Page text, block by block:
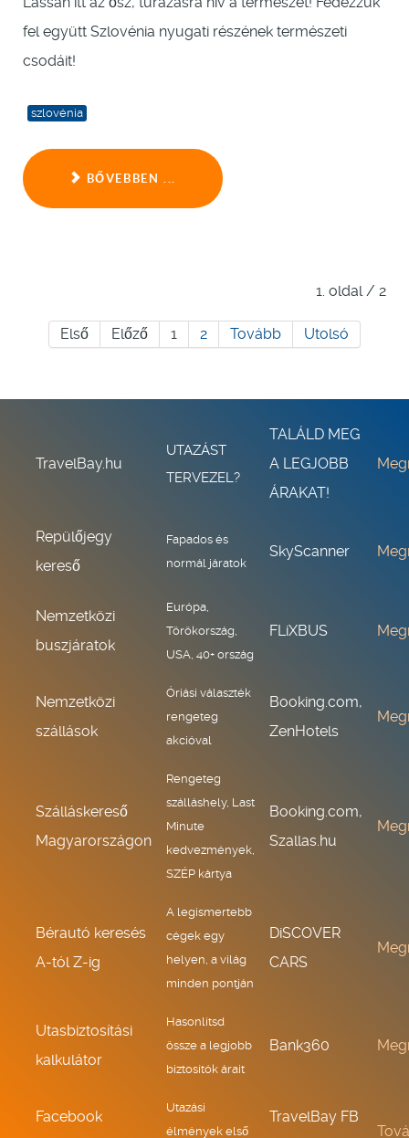
fel együtt Szlovénia nyugati részének természeti
csodáit!
szlovénia
BŐVEBBEN ...
1. oldal / 2
Első Előző 1 2 Tovább Utolsó
TravelBay.hu
UTAZÁST
TERVEZEL?
TALÁLD MEG
A LEGJOBB
ÁRAKAT!
Repülőjegy
kereső
Fapados és
normál járatok
SkyScanner
Nemzetközi
buszjáratok
Európa,
Törökország,
USA, 40+ ország
FLiXBUS
Nemzetközi
szállások
Óriási választék
rengeteg
akcióval
Booking.com,
ZenHotels
Szálláskereső
Magyarországon
Rengeteg
szálláshely, Last
Minute
kedvezmények,
SZÉP kártya
Booking.com,
Szallas.hu
Bérautó keresés
A-tól Z-ig
A legismertebb
cégek egy
helyen, a világ
minden pontján
DiSCOVER
CARS
Utasbiztosítási
kalkulátor
Hasonlítsd
össze a legjobb
biztosítók árait
Bank360
Facebook
Utazási
élmények első
TravelBay FB